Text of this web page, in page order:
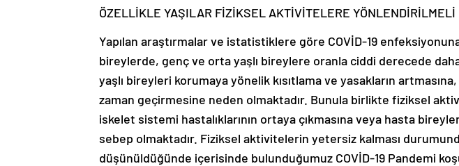
ÖZELLİKLE YAŞILAR FİZİKSEL AKTİVİTELERE YÖNLENDİRİLMELİ
Yapılan araştırmalar ve istatistiklere göre COVİD-19
bireylerde, genç ve orta yaşlı bireylere oranla ciddi derecede
yaşlı bireyleri korumaya yönelik kısıtlama ve yasakların
zaman geçirmesine neden olmaktadır. Bunula birlikte fiziksel
iskelet sistemi hastalıklarının ortaya çıkmasına veya hasta
sebep olmaktadır. Fiziksel aktivitelerin yetersiz kalması
düşünüldüğünde içerisinde bulunduğumuz COVİD-19 Pandemi